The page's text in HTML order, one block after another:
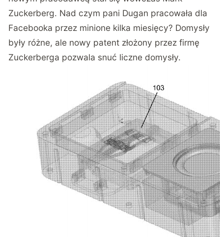
Zuckerberg. Nad czym pani Dugan pracowała dla
Facebooka przez minione kilka miesięcy? Domysły
były różne, ale nowy patent złożony przez firmę
Zuckerberga pozwala snuć liczne domysły.